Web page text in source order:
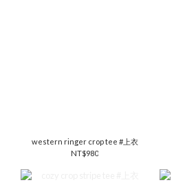
western ringer crop tee #上衣
NT$980